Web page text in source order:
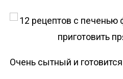
Очень сытный и